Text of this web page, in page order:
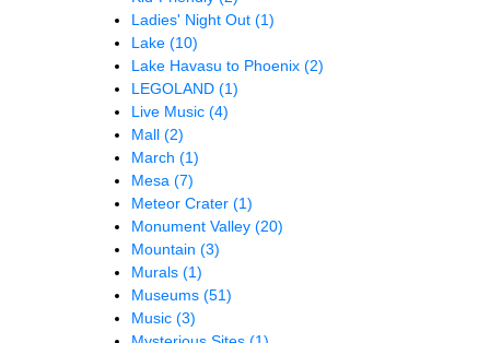
Ladies' Night Out (1)
Lake (10)
Lake Havasu to Phoenix (2)
LEGOLAND (1)
Live Music (4)
Mall (2)
March (1)
Mesa (7)
Meteor Crater (1)
Monument Valley (20)
Mountain (3)
Murals (1)
Museums (51)
Music (3)